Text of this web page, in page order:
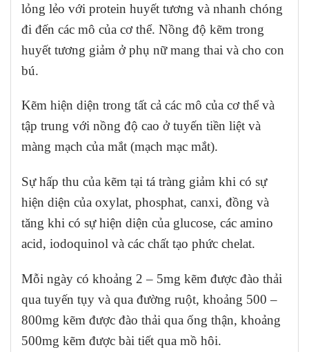
lỏng lẻo với protein huyết tương và nhanh chóng
đi đến các mô của cơ thể. Nồng độ kẽm trong
huyết tương giảm ở phụ nữ mang thai và cho con
bú.
Kẽm hiện diện trong tất cả các mô của cơ thể và
tập trung với nồng độ cao ở tuyến tiền liệt và
màng mạch của mắt (mạch mạc mắt).
Sự hấp thu của kẽm tại tá tràng giảm khi có sự
hiện diện của oxylat, phosphat, canxi, đồng và
tăng khi có sự hiện diện của glucose, các amino
acid, iodoquinol và các chất tạo phức chelat.
Mỗi ngày có khoảng 2 – 5mg kẽm được đào thải
qua tuyến tụy và qua đường ruột, khoảng 500 –
800mg kẽm được đào thải qua ống thận, khoảng
500mg kẽm được bài tiết qua mồ hôi.